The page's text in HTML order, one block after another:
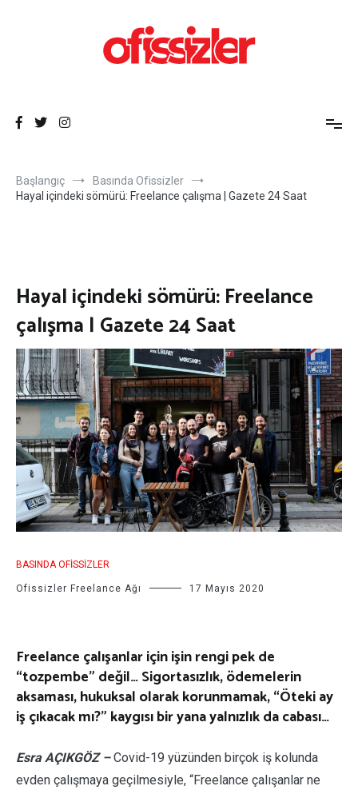
Başlangıç
Basında Ofissizler
Hayal içindeki sömürü: Freelance çalışma | Gazete 24 Saat
Hayal içindeki sömürü: Freelance
çalışma | Gazete 24 Saat
BASINDA OFISSIZLER
Ofissizler Freelance Ağı 17 Mayıs 2020
Freelance çalışanlar için işin rengi pek de
“tozpembe” değil… Sigortasızlık, ödemelerin
aksaması, hukuksal olarak korunmamak, “Öteki ay
iş çıkacak mı?” kaygısı bir yana yalnızlık da cabası…
Esra AÇIKGÖZ –Covid-19 yüzünden birçok iş kolunda
evden çalışmaya geçilmesiyle, “Freelance çalışanlar ne